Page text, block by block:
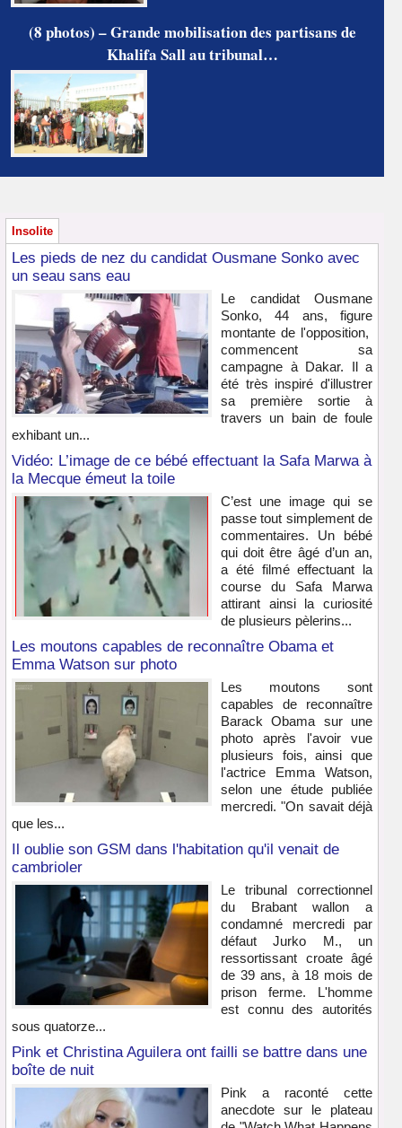
(8 photos) – Grande mobilisation des partisans de
Khalifa Sall au tribunal…
Insolite
Les pieds de nez du candidat Ousmane Sonko avec
un seau sans eau
Le candidat Ousmane
Sonko, 44 ans, figure
montante de l'opposition,
commencent sa
campagne à Dakar. Il a
été très inspiré d'illustrer
sa première sortie à
travers un bain de foule
exhibant un...
Vidéo: L’image de ce bébé effectuant la Safa Marwa à
la Mecque émeut la toile
C’est une image qui se
passe tout simplement de
commentaires. Un bébé
qui doit être âgé d’un an,
a été filmé effectuant la
course du Safa Marwa
attirant ainsi la curiosité
de plusieurs pèlerins...
Les moutons capables de reconnaître Obama et
Emma Watson sur photo
Les moutons sont
capables de reconnaître
Barack Obama sur une
photo après l'avoir vue
plusieurs fois, ainsi que
l'actrice Emma Watson,
selon une étude publiée
mercredi. "On savait déjà
que les...
Il oublie son GSM dans l'habitation qu'il venait de
cambrioler
Le tribunal correctionnel
du Brabant wallon a
condamné mercredi par
défaut Jurko M., un
ressortissant croate âgé
de 39 ans, à 18 mois de
prison ferme. L'homme
est connu des autorités
sous quatorze...
Pink et Christina Aguilera ont failli se battre dans une
boîte de nuit
Pink a raconté cette
anecdote sur le plateau